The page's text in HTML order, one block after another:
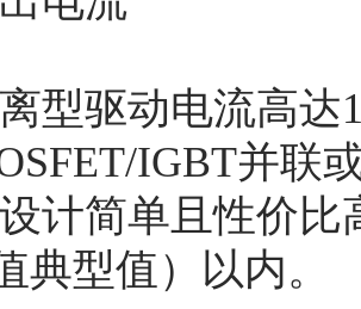
型驱动电流高
IGBT并联
计简单且性价
典型值）以内。